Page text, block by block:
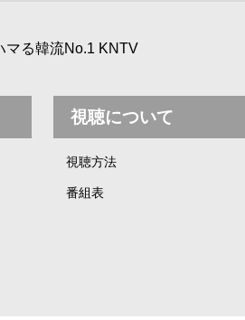
マる韓流No.1 KNTV
視聴について
視聴方法
番組表